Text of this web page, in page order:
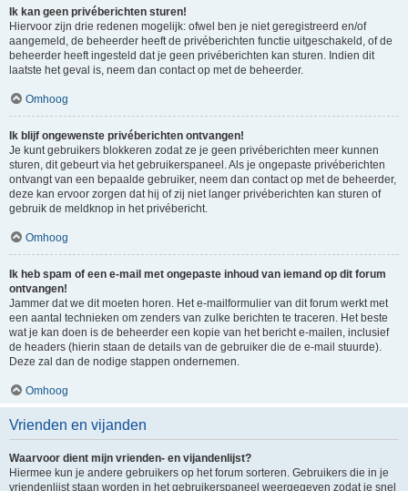
Ik kan geen privéberichten sturen!
Hiervoor zijn drie redenen mogelijk: ofwel ben je niet geregistreerd en/of
aangemeld, de beheerder heeft de privéberichten functie uitgeschakeld, of de
beheerder heeft ingesteld dat je geen privéberichten kan sturen. Indien dit
laatste het geval is, neem dan contact op met de beheerder.
Omhoog
Ik blijf ongewenste privéberichten ontvangen!
Je kunt gebruikers blokkeren zodat ze je geen privéberichten meer kunnen
sturen, dit gebeurt via het gebruikerspaneel. Als je ongepaste privéberichten
ontvangt van een bepaalde gebruiker, neem dan contact op met de beheerder,
deze kan ervoor zorgen dat hij of zij niet langer privéberichten kan sturen of
gebruik de meldknop in het privébericht.
Omhoog
Ik heb spam of een e-mail met ongepaste inhoud van iemand op dit forum
ontvangen!
Jammer dat we dit moeten horen. Het e-mailformulier van dit forum werkt met
een aantal technieken om zenders van zulke berichten te traceren. Het beste
wat je kan doen is de beheerder een kopie van het bericht e-mailen, inclusief
de headers (hierin staan de details van de gebruiker die de e-mail stuurde).
Deze zal dan de nodige stappen ondernemen.
Omhoog
Vrienden en vijanden
Waarvoor dient mijn vrienden- en vijandenlijst?
Hiermee kun je andere gebruikers op het forum sorteren. Gebruikers die in je
vriendenlijst staan worden in het gebruikerspaneel weergegeven zodat je snel